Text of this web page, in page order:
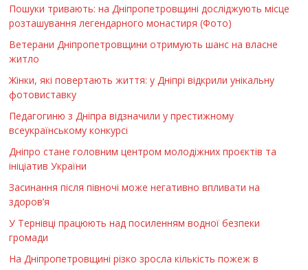
Пошуки тривають: на Дніпропетровщині досліджують місце
розташування легендарного монастиря (Фото)
Ветерани Дніпропетровщини отримують шанс на власне
житло
Жінки, які повертають життя: у Дніпрі відкрили унікальну
фотовиставку
Педагогиню з Дніпра відзначили у престижному
всеукраїнському конкурсі
Дніпро стане головним центром молодіжних проєктів та
ініціатив України
Засинання після півночі може негативно впливати на
здоров’я
У Тернівці працюють над посиленням водної безпеки
громади
На Дніпропетровщині різко зросла кількість пожеж в